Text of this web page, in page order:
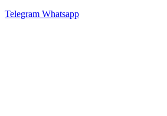
Telegram Whatsapp